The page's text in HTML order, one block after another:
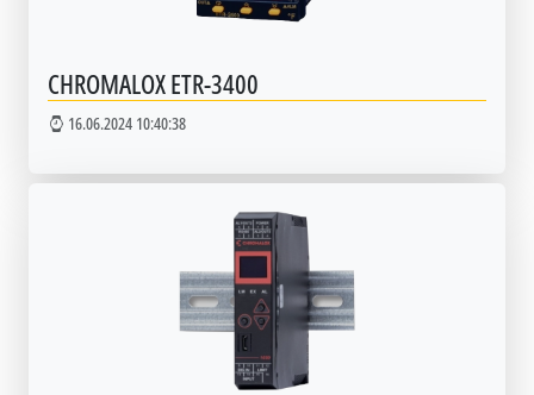
CHROMALOX ETR-3400
16.06.2024 10:40:38